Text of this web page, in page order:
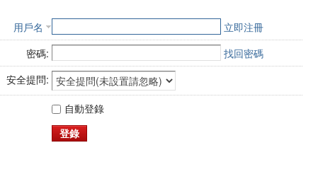
用戶名
立即注冊
密碼:
找回密碼
安全提問:
自動登錄
登錄